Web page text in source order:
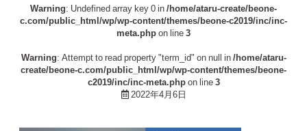
Warning: Undefined array key 0 in/home/ataru-create/beone-
c.com/public_html/wp/wp-content/themes/beone-c2019/inc/inc-
meta.phpon line3
Warning: Attempt to read property "term_id" on null in/home/ataru-
create/beone-c.com/public_html/wp/wp-content/themes/beone-
c2019/inc/inc-meta.phpon line3
2022年4月6日